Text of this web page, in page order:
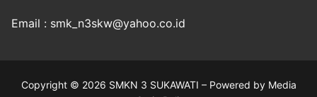
Email : smk_n3skw@yahoo.co.id
Copyright © 2026 SMKN 3 SUKAWATI – Powered by Media